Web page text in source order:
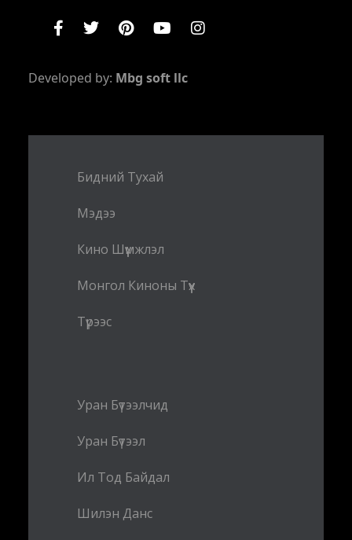
Developed by: Mbg soft llc
Бидний Тухай
Мэдээ
Кино Шүүмжлэл
Монгол Киноны Түүх
Түрээс
Уран Бүтээлчид
Уран Бүтээл
Ил Тод Байдал
Шилэн Данс